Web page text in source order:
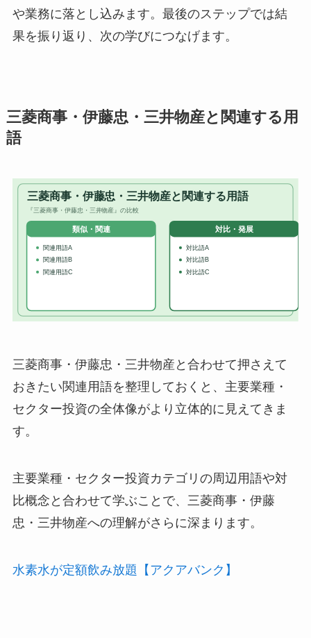
や業務に落とし込みます。最後のステップでは結
果を振り返り、次の学びにつなげます。
三菱商事・伊藤忠・三井物産と関連する用
語
三菱商事・伊藤忠・三井物産と合わせて押さえて
おきたい関連用語を整理しておくと、主要業種・
セクター投資の全体像がより立体的に見えてきま
す。
主要業種・セクター投資カテゴリの周辺用語や対
比概念と合わせて学ぶことで、三菱商事・伊藤
忠・三井物産への理解がさらに深まります。
水素水が定額飲み放題【アクアバンク】